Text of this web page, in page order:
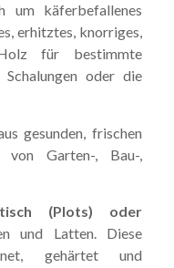
um käferbefallenes
erhitztes, knorriges,
für bestimmte
oder die
gesunden, frischen
Garten-, Bau-,
(Plots) oder
und Latten. Diese
gehärtet und